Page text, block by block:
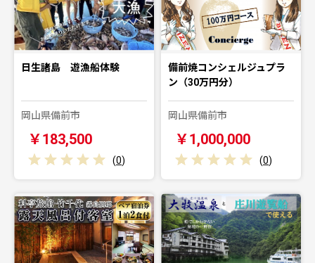
日生諸島 遊漁船体験
岡山県備前市
￥183,500
(0)
備前焼コンシェルジュプラ
ン（30万円分）
岡山県備前市
￥1,000,000
(0)